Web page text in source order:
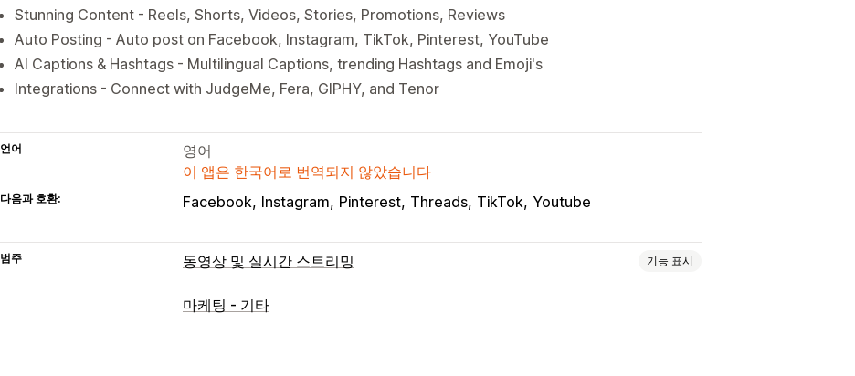
Stunning Content - Reels, Shorts, Videos, Stories, Promotions, Reviews
Auto Posting - Auto post on Facebook, Instagram, TikTok, Pinterest, YouTube
AI Captions & Hashtags - Multilingual Captions, trending Hashtags and Emoji's
Integrations - Connect with JudgeMe, Fera, GIPHY, and Tenor
언어
영어
이 앱은 한국어로 번역되지 않았습니다
다음과 호환: Facebook Instagram Pinterest Threads TikTok Youtube
범주 동영상 및 실시간 스트리밍 기능 표시
동영상 관리
마케팅 - 기타